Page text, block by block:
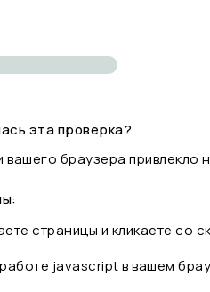
эта проверка?
вашего браузера привлекло
страницы и кликаете
javascript в вашем